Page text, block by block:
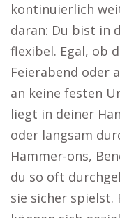
kontinuierlich
daran: Du bist in
flexibel. Egal, ob
Feierabend oder
an keine festen
liegt in deiner
oder langsam
Hammer-ons,
du so oft
sie sicher